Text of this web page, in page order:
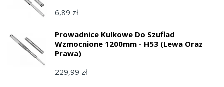
6,89 zł
Prowadnice Kulkowe Do Szuflad
Wzmocnione 1200mm - H53 (lewa Oraz
Prawa)
229,99 zł